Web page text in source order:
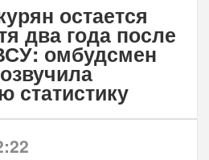
остается
два года после
омбудсмен